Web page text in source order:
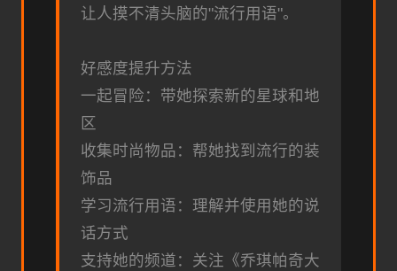
让人摸不清头脑的"流行用语"。
好感度提升方法
一起冒险：带她探索新的星球和地
区
收集时尚物品：帮她找到流行的装
饰品
学习流行用语：理解并使用她的说
话方式
支持她的频道：关注《乔琪帕奇大